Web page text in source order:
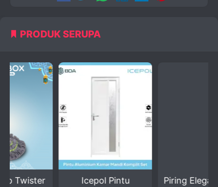
PRODUK SERUPA
Icepol Pintu
Piring Elegan Tahan